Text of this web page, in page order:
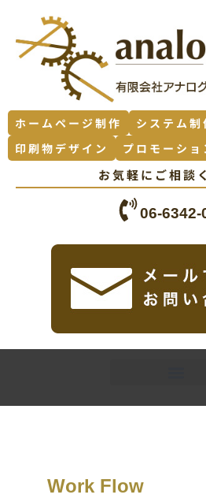
ホームページ制作
システム制
印刷物デザイン
プロモーショ
お気軽にご相談
06-6342-
Work Flow